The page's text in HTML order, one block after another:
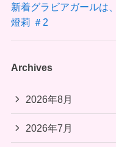
新着グラビアガールは
燈莉 ＃2
Archives
2026年8月
2026年7月